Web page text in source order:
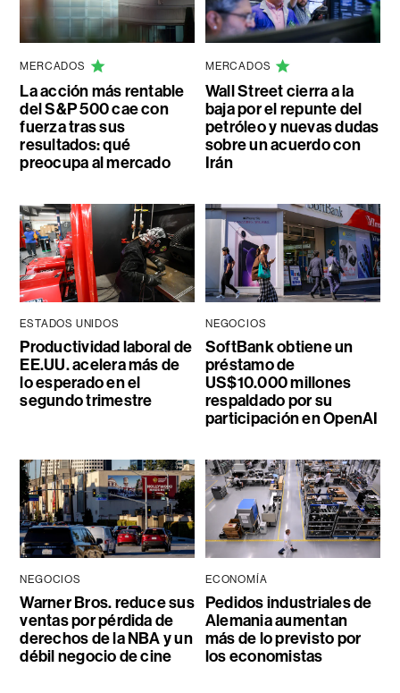
MERCADOS
La acción más rentable
del S&P 500 cae con
fuerza tras sus
resultados: qué
preocupa al mercado
MERCADOS
Wall Street cierra a la
baja por el repunte del
petróleo y nuevas dudas
sobre un acuerdo con
Irán
ESTADOS UNIDOS
Productividad laboral de
EE.UU. acelera más de
lo esperado en el
segundo trimestre
NEGOCIOS
SoftBank obtiene un
préstamo de
US$10.000 millones
respaldado por su
participación en OpenAI
NEGOCIOS
Warner Bros. reduce sus
ventas por pérdida de
derechos de la NBA y un
débil negocio de cine
ECONOMÍA
Pedidos industriales de
Alemania aumentan
más de lo previsto por
los economistas